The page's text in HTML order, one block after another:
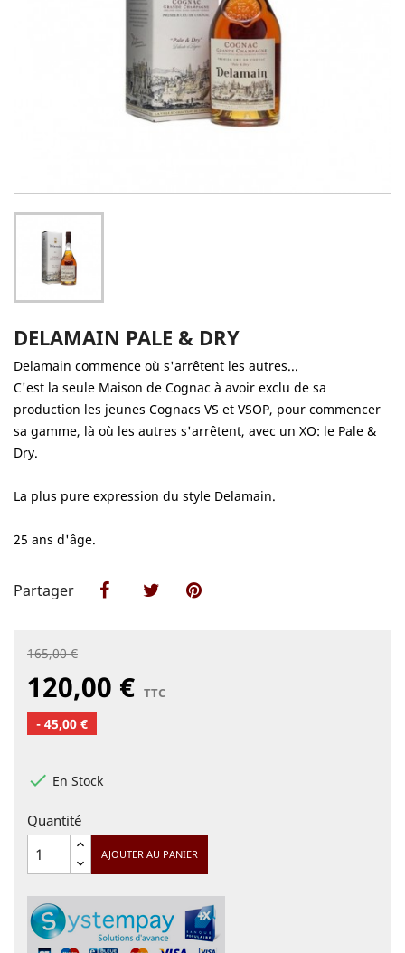
DELAMAIN PALE & DRY
Delamain commence où s'arrêtent les autres...
C'est la seule Maison de Cognac à avoir exclu de sa
production les jeunes Cognacs VS et VSOP, pour commencer
sa gamme, là où les autres s'arrêtent, avec un XO: le Pale &
Dry.
La plus pure expression du style Delamain.
25 ans d'âge.
Partager Partager Tweet
165,00 €
120,00 € TTC
- 45,00 €
 En Stock
Quantité
AJOUTER AU PANIER